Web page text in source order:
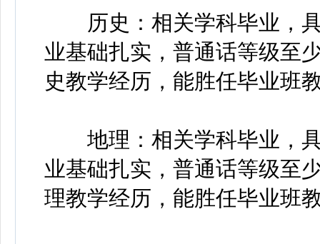
历史：相关学科毕业，具
业基础扎实，普通话等级至
史教学经历，能胜任毕业班
地理：相关学科毕业，具
业基础扎实，普通话等级至
理教学经历，能胜任毕业班